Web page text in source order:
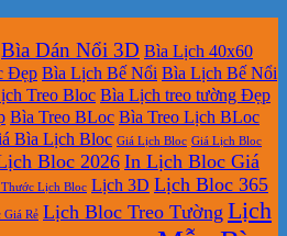
Bìa Dán Nổi 3D Bìa Lịch 40x60
Đẹp Bìa Lịch Bế Nổi Bìa Lịch Bế Nổi
Treo Bloc Bìa Lịch treo tường Đẹp
Bìa Treo BLoc Bìa Treo Lịch BLoc
Bìa Lịch Bloc Giá Lịch Bloc Giá Lịch Bloc
Bloc 2026 In Lịch Bloc Giá
Lịch Bloc Lịch 3D Lịch Bloc 365
Rẻ Lịch Bloc Treo Tường Lịch